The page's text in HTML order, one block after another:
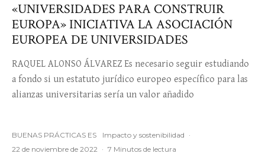
«UNIVERSIDADES PARA CONSTRUIR
EUROPA» INICIATIVA LA ASOCIACIÓN
EUROPEA DE UNIVERSIDADES
RAQUEL ALONSO ÁLVAREZ Es necesario seguir estudiando
a fondo si un estatuto jurídico europeo específico para las
alianzas universitarias sería un valor añadido
BUENAS PRÁCTICAS ES Impacto y sostenibilidad ·
22 de noviembre de 2022 · 7 Minutos de lectura